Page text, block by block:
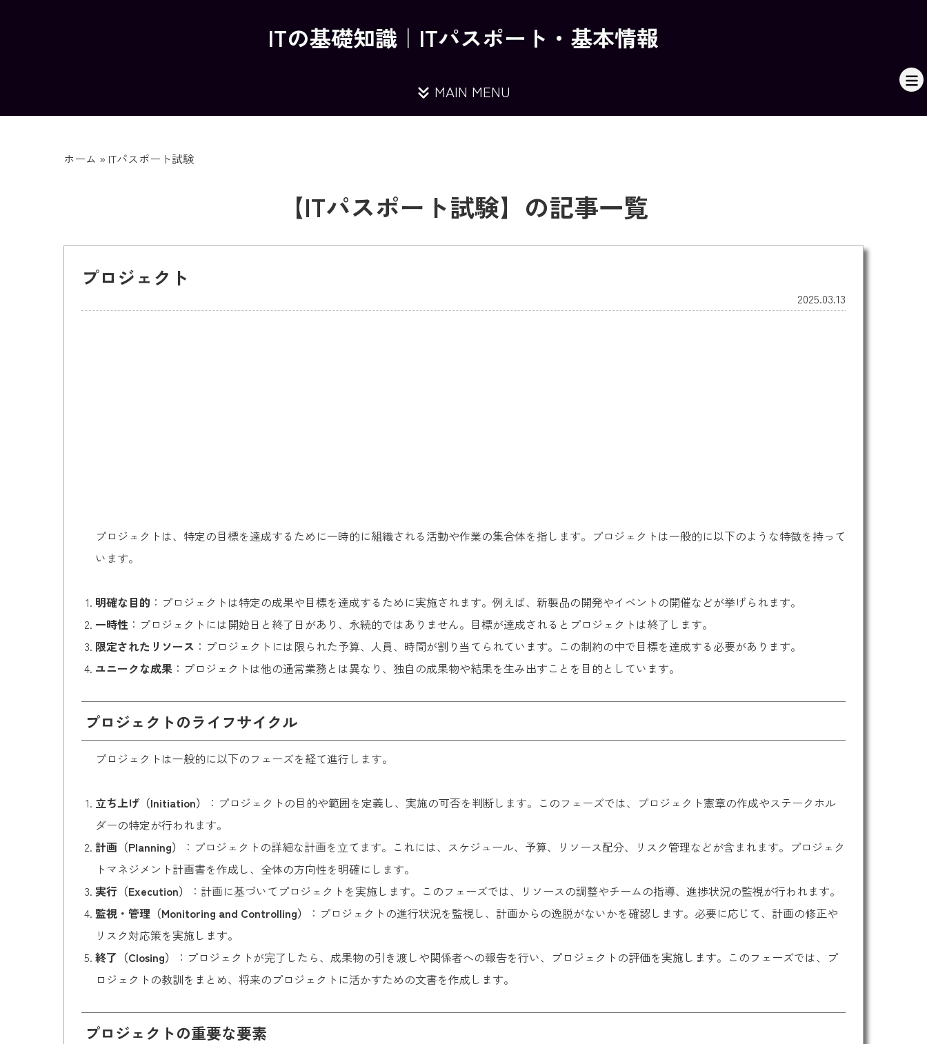
ITの基礎知識｜ITパスポート・基本情報
MAIN MENU
ホーム » ITパスポート試験
【ITパスポート試験】の記事一覧
プロジェクト
2025.03.13
プロジェクトは、特定の目標を達成するために一時的に組織される活動や作業の集合体を指します。プロジェクトは一般的に以下のような特徴を持って
います。
明確な目的 ：プロジェクトは特定の成果や目標を達成するために実施されます。例えば、新製品の開発やイベントの開催などが挙げられます。
一時性 ：プロジェクトには開始日と終了日があり、永続的ではありません。目標が達成されるとプロジェクトは終了します。
限定されたリソース ：プロジェクトには限られた予算、人員、時間が割り当てられています。この制約の中で目標を達成する必要があります。
ユニークな成果 ：プロジェクトは他の通常業務とは異なり、独自の成果物や結果を生み出すことを目的としています。
プロジェクトのライフサイクル
プロジェクトは一般的に以下のフェーズを経て進行します。
立ち上げ（Initiation）
：プロジェクトの目的や範囲を定義し、実施の可否を判断します。このフェーズでは、プロジェクト憲章の作成やステークホル
ダーの特定が行われます。
計画（Planning）
：プロジェクトの詳細な計画を立てます。これには、スケジュール、予算、リソース配分、リスク管理などが含まれます。プロジェク
トマネジメント計画書を作成し、全体の方向性を明確にします。
実行（Execution）
：計画に基づいてプロジェクトを実施します。このフェーズでは、リソースの調整やチームの指導、進捗状況の監視が行われます。
監視・管理（Monitoring and Controlling）
：プロジェクトの進行状況を監視し、計画からの逸脱がないかを確認します。必要に応じて、計画の修正や
リスク対応策を実施します。
終了（Closing）
：プロジェクトが完了したら、成果物の引き渡しや関係者への報告を行い、プロジェクトの評価を実施します。このフェーズでは、プ
ロジェクトの教訓をまとめ、将来のプロジェクトに活かすための文書を作成します。
プロジェクトの重要な要素